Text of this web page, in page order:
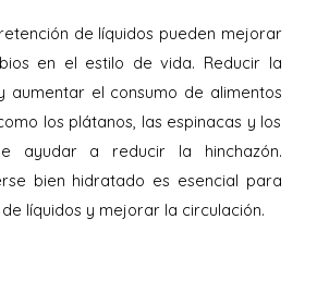
de líquidos pueden mejorar
en el estilo de vida. Reducir la
aumentar el consumo de alimentos
los plátanos, las espinacas y los
ayudar a reducir la hinchazón.
bien hidratado es esencial para
líquidos y mejorar la circulación.